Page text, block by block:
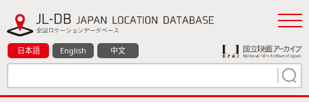
日本語 English 中文